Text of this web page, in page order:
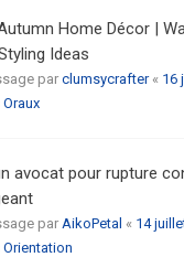
Home Décor |
Ideas
par clumsycrafter« 16
Oraux
avocat pour rupture
par AikoPetal « 14
Orientation